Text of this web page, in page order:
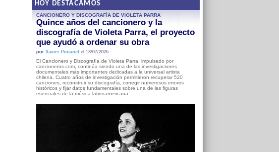
HOY DESTACAMOS
CANCIONERO Y DISCOGRAFÍA DE VIOLETA PARRA
Quince años del cancionero y la
discografía de Violeta Parra, el proyecto
que ayudó a ordenar su obra
por Xavier Pintanel el 13/07/2026
El Cancionero y Discografía de Violeta Parra, impulsado por
cancioneros.com, continúa siendo una de las investigaciones
documentales más importantes dedicadas a la universal artista
chilena. Cuatro años de investigación permitieron recuperar 520
canciones, reconstruir su discografía, corregir numerosos errores
históricos y fijar datos fundamentales sobre una de las figuras
esenciales de la música latinoamericana.